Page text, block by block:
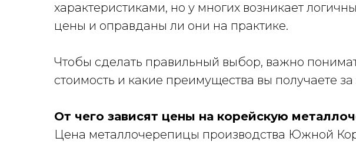
характеристиками, но у многих возникает
цены и оправданы ли они на практике.
Чтобы сделать правильный выбор, важно
стоимость и какие преимущества вы получаете за
От чего зависят цены на корейскую
Цена металлочерепицы производства Южной